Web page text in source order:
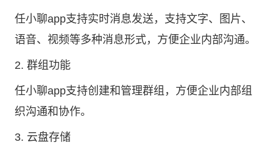
任小聊app支持实时消息发送，支持文字、图片、
语音、视频等多种消息形式，方便企业内部沟通。
2. 群组功能
任小聊app支持创建和管理群组，方便企业内部组
织沟通和协作。
3. 云盘存储